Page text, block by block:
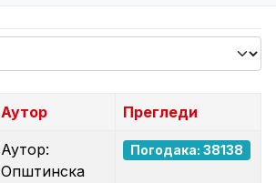
Аутор Прегледи
Аутор:
Општинска
Погодака: 38138